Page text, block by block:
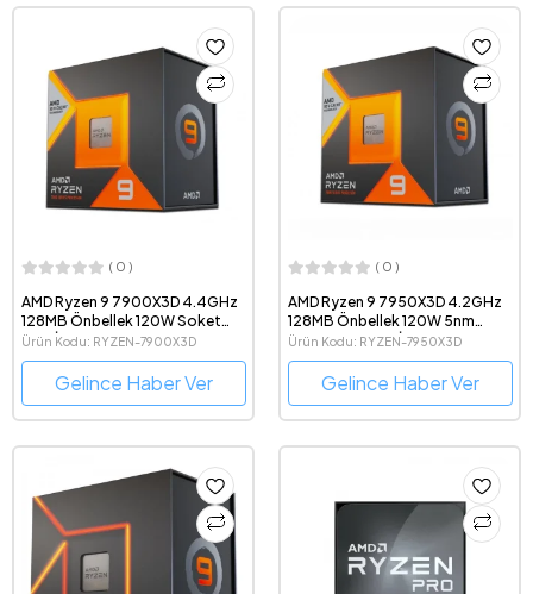
( 0 )
AMD Ryzen 9 7900X3D 4.4GHz
128MB Önbellek 120W Soket
AM5 İşlemci
Ürün Kodu: RYZEN-7900X3D
Gelince Haber Ver
( 0 )
AMD Ryzen 9 7950X3D 4.2GHz
128MB Önbellek 120W 5nm
Soket AM5 Box İşlemci
Ürün Kodu: RYZEN-7950X3D
Gelince Haber Ver